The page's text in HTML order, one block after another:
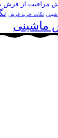
مراقبت از فرش
نکات خرید فرش
ماشینی